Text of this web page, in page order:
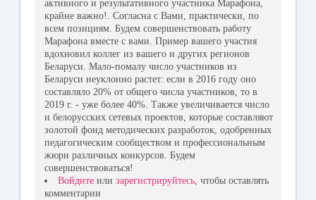
активного и результативного участника Марафона,
крайне важно!. Согласна с Вами, практически, по
всем позициям. Будем совершенствовать работу
Марафона вместе с вами. Пример вашего участия
вдохновил коллег из вашего и других регионов
Беларуси. Мало-помалу число участников из
Беларуси неуклонно растет: если в 2016 году оно
составляло 20% от общего числа участников, то в
2019 г. - уже более 40%. Также увеличивается число
и белорусских сетевых проектов, которые составляют
золотой фонд методических разработок, одобренных
педагогическим сообществом и профессиональным
жюри различных конкурсов. Будем
совершенствоваться!
Войдите или зарегистрируйтесь, чтобы оставлять
комментарии